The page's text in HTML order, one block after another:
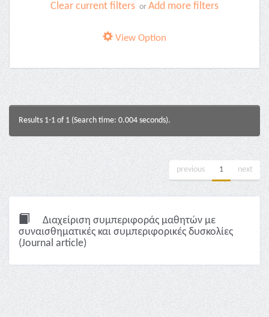
Clear current filters or Add more filters
View Option
Results 1-1 of 1 (Search time: 0.004 seconds).
previous 1 next
Διαχείριση συμπεριφοράς μαθητών με
συναισθηματικές και συμπεριφορικές δυσκολίες
(Journal article)